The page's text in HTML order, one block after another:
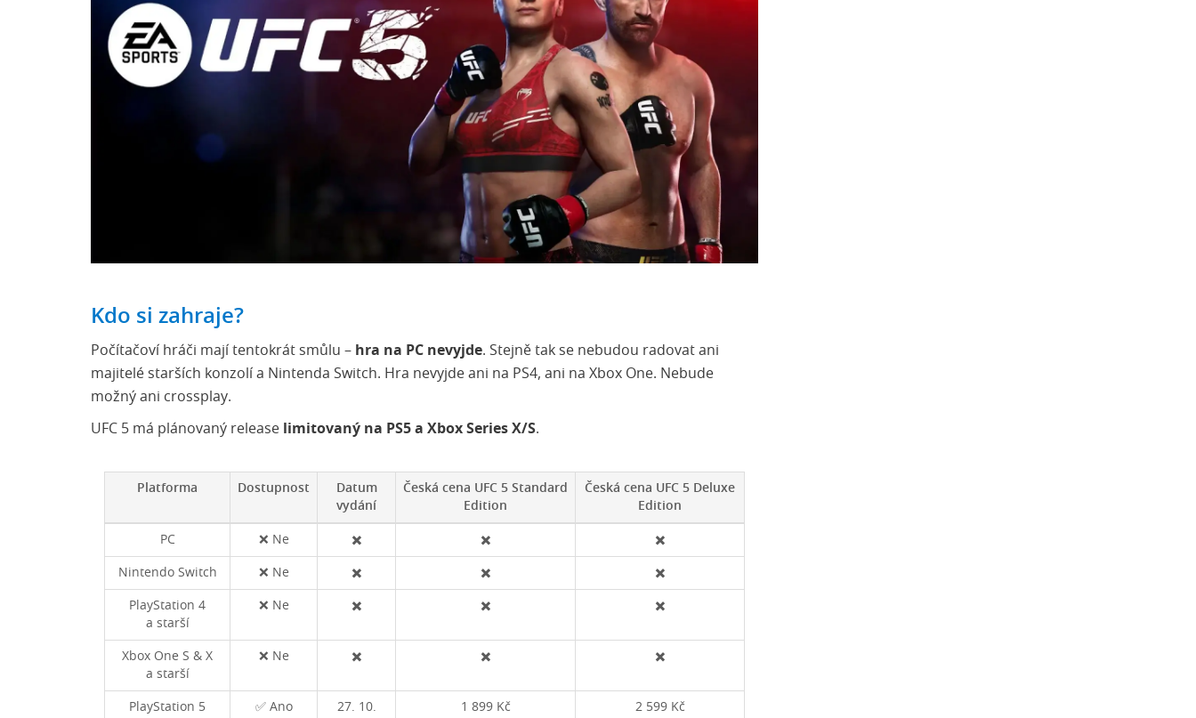
Kdo si zahraje?
Počítačoví hráči mají tentokrát smůlu – hra na PC nevyjde. Stejně tak se nebudou radovat ani
majitelé starších konzolí a Nintenda Switch. Hra nevyjde ani na PS4, ani na Xbox One. Nebude
možný ani crossplay.
UFC 5 má plánovaný release limitovaný na PS5 a Xbox Series X/S.
Platforma Dostupnost
Datum
vydání
Česká cena UFC 5 Standard
Edition
Česká cena UFC 5 Deluxe
Edition
PC ❌ Ne ✖️ ✖️ ✖️
Nintendo Switch ❌ Ne ✖️ ✖️ ✖️
PlayStation 4
a starší
❌ Ne ✖️ ✖️ ✖️
Xbox One S & X
a starší
❌ Ne ✖️ ✖️ ✖️
PlayStation 5 ✅ Ano 27. 10. 1 899 Kč 2 599 Kč